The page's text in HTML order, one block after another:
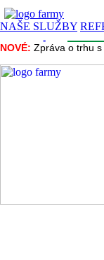
NAŠE SLUŽBY
NOVÉ: Zpráva o trhu
CENA PŮDY
NOVÉ: Zpráva o trhu